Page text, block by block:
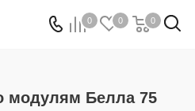
0 0 0
модулям Белла 75